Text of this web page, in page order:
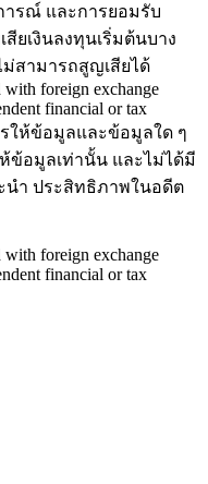
ารณ์ และการยอมรับ
ยเงินลงทุนเริ่มต้นบาง
สามารถสูญเสียได้
with foreign exchange
financial or tax
ให้ข้อมูลและข้อมูลใด ๆ
ข้อมูลเท่านั้น และไม่ได้มี
นำ ประสิทธิภาพในอดีต
with foreign exchange
financial or tax